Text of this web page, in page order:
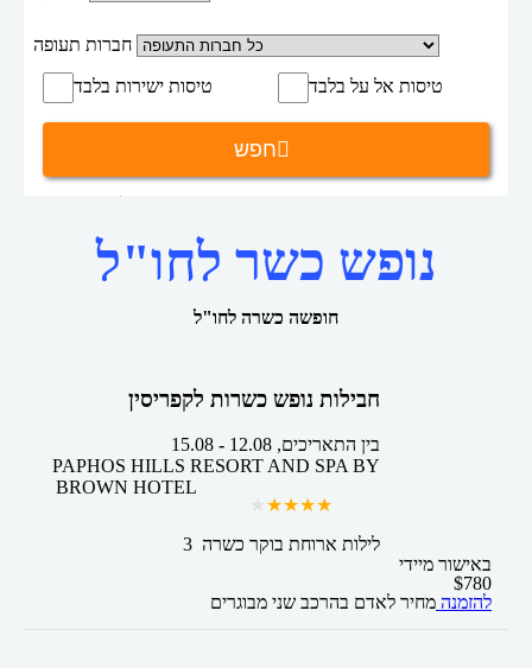
חפש
חברות תעופה
טיסות ישירות בלבד טיסות אל על בלבד
דף הבית חבילות נופש נופש כשר
נופש כשר לחו"ל
חופשה כשרה לחו"ל
חבילות נופש כשרות לקפריסין
בין התאריכים, -
15.08
PAPHOS HILLS RESORT AND SPA BY
BROWN HOTEL
3 לילות ארוחת בוקר כשרה
באישור מיידי
$780
להזמנה מחיר לאדם בהרכב שני מבוגרים